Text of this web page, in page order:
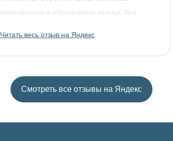
помолвочное и обручальные кольца. Все
Читать весь отзыв на Яндекс
Смотреть все отзывы на Яндекс